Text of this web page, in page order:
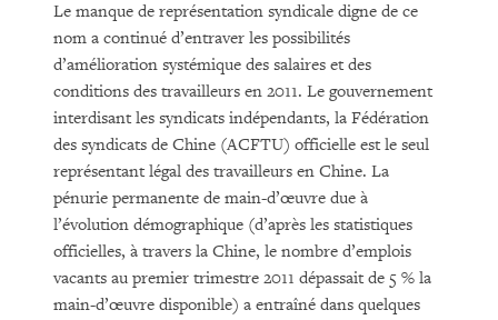
Le manque de représentation syndicale digne de ce
nom a continué d’entraver les possibilités
d’amélioration systémique des salaires et des
conditions des travailleurs en 2011. Le gouvernement
interdisant les syndicats indépendants, la Fédération
des syndicats de Chine (ACFTU) officielle est le seul
représentant légal des travailleurs en Chine. La
pénurie permanente de main-d’œuvre due à
l’évolution démographique (d’après les statistiques
officielles, à travers la Chine, le nombre d’emplois
vacants au premier trimestre 2011 dépassait de 5 % la
main-d’œuvre disponible) a entraîné dans quelques